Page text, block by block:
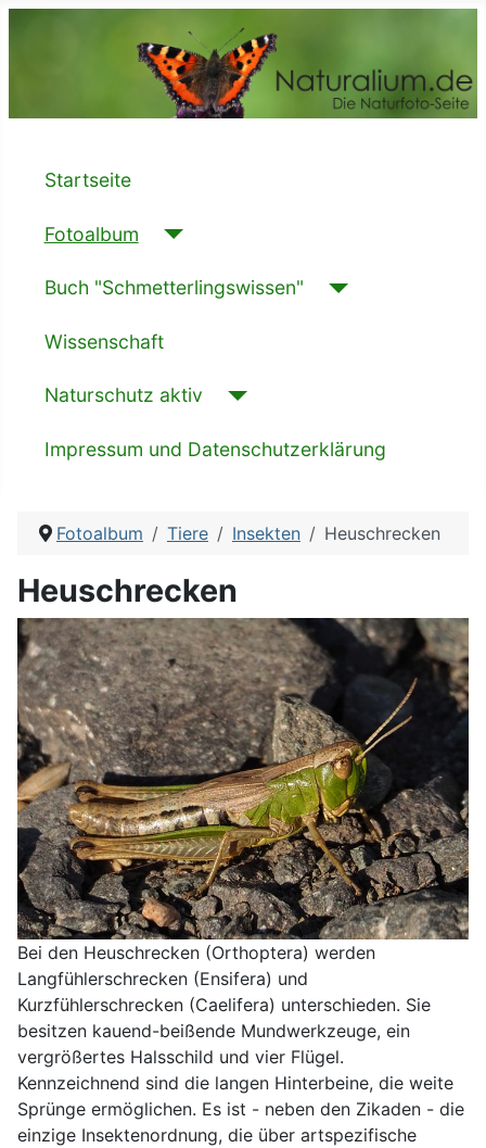
Startseite
Fotoalbum
Buch "Schmetterlingswissen"
Wissenschaft
Naturschutz aktiv
Impressum und Datenschutzerklärung
Fotoalbum Tiere Insekten Heuschrecken
Heuschrecken
Bei den Heuschrecken (Orthoptera) werden
Langfühlerschrecken (Ensifera) und
Kurzfühlerschrecken (Caelifera) unterschieden. Sie
besitzen kauend-beißende Mundwerkzeuge, ein
vergrößertes Halsschild und vier Flügel.
Kennzeichnend sind die langen Hinterbeine, die weite
Sprünge ermöglichen. Es ist - neben den Zikaden - die
einzige Insektenordnung, die über artspezifische